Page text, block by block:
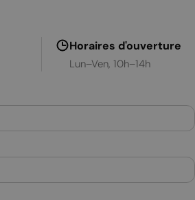
Horaires d'ouverture
Lun–Ven, 10h–14h